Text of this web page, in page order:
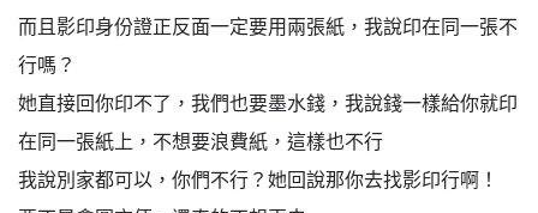
而且影印身份證正反面一定要用兩張紙，我說印在同一張不
行嗎？
她直接回你印不了，我們也要墨水錢，我說錢一樣給你就印
在同一張紙上，不想要浪費紙，這樣也不行
我說別家都可以，你們不行？她回說那你去找影印行啊！